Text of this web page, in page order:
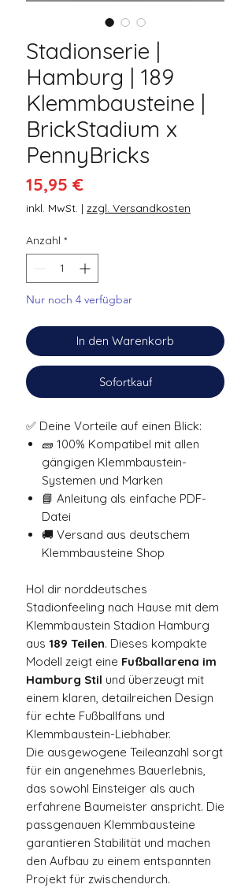
Stadionserie |
Hamburg | 189
Klemmbausteine |
BrickStadium x
PennyBricks
15,95 €Preis
inkl. MwSt. | zzgl. Versandkosten
Anzahl *
Nur noch 4 verfügbar
In den Warenkorb
Sofortkauf
✅ Deine Vorteile auf einen Blick:
🧱 100% Kompatibel mit allen
gängigen Klemmbaustein-
Systemen und Marken
📘 Anleitung als einfache PDF-
Datei
🚚 Versand aus deutschem
Klemmbausteine Shop
Hol dir norddeutsches
Stadionfeeling nach Hause mit dem
Klemmbaustein Stadion Hamburg
aus 189 Teilen. Dieses kompakte
Modell zeigt eine Fußballarena im
Hamburg Stil und überzeugt mit
einem klaren, detailreichen Design
für echte Fußballfans und
Klemmbaustein-Liebhaber.
Die ausgewogene Teileanzahl sorgt
für ein angenehmes Bauerlebnis,
das sowohl Einsteiger als auch
erfahrene Baumeister anspricht. Die
passgenauen Klemmbausteine
garantieren Stabilität und machen
den Aufbau zu einem entspannten
Projekt für zwischendurch.